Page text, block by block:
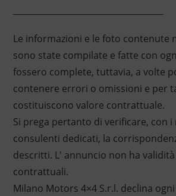
Le informazioni e le foto contenute
sono state compilate e fatte con
fossero complete, tuttavia, a volte
contenere errori o omissioni e per
costituiscono valore contrattuale.
Si prega pertanto di verificare, con
consulenti dedicati, la
descritti. L' annuncio non ha
contrattuali.
Milano Motors 4×4 S.r.l. declina